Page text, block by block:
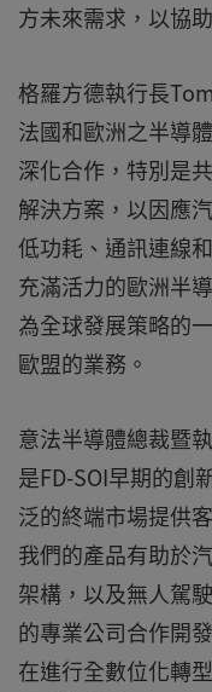
方未來需求，以協
格羅方德執行長
法國和歐洲之半導
深化合作，特別是
解決方案，以因應
低功耗、通訊連線
充滿活力的歐洲半
為全球發展策略的
歐盟的業務。
意法半導體總裁暨
是FD-SOI早期的創
泛的終端市場提供
我們的產品有助於
架構，以及無人駕
的專業公司合作開
在進行全數位化轉